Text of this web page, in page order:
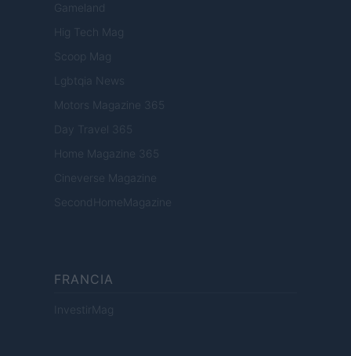
Gameland
Hig Tech Mag
Scoop Mag
Lgbtqia News
Motors Magazine 365
Day Travel 365
Home Magazine 365
Cineverse Magazine
SecondHomeMagazine
FRANCIA
InvestirMag